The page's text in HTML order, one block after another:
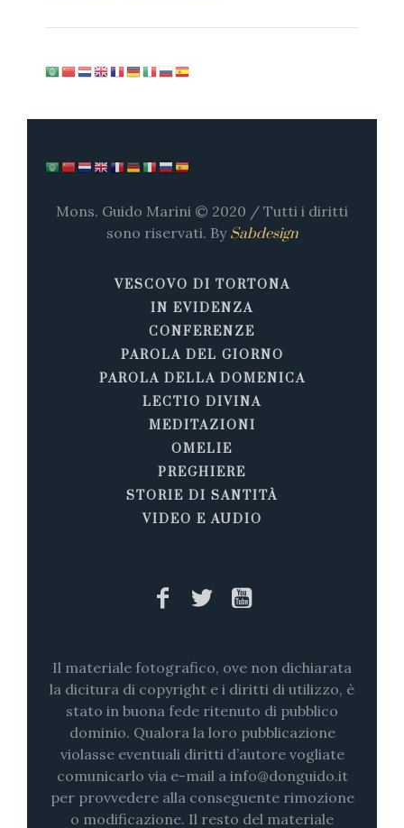
Mons. Guido Marini © 2020 / Tutti i diritti
sono riservati. By Sabdesign
VESCOVO DI TORTONA
IN EVIDENZA
CONFERENZE
PAROLA DEL GIORNO
PAROLA DELLA DOMENICA
LECTIO DIVINA
MEDITAZIONI
OMELIE
PREGHIERE
STORIE DI SANTITÀ
VIDEO E AUDIO
Il materiale fotografico, ove non dichiarata
la dicitura di copyright e i diritti di utilizzo, è
stato in buona fede ritenuto di pubblico
dominio. Qualora la loro pubblicazione
violasse eventuali diritti d’autore vogliate
comunicarlo via e-mail a info@donguido.it
per provvedere alla conseguente rimozione
o modificazione. Il resto del materiale